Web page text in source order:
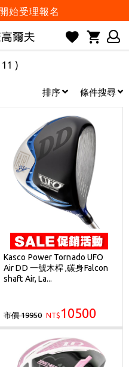
始受理報名
打日程 已公佈!
Screen模擬器
分 3 期 0 利率
回饋積點
享免運
Day
實施中
始受理報名
日程 已公佈!
明連結及優惠
Screen模擬器
分 3 期 0 利率
回饋積點
)
排序 條件搜尋
Kasco Power Tornado UFO
Air DD 一號木桿 ,碳身Falcon
shaft Air, La...
市價 19950 NT$ 10500